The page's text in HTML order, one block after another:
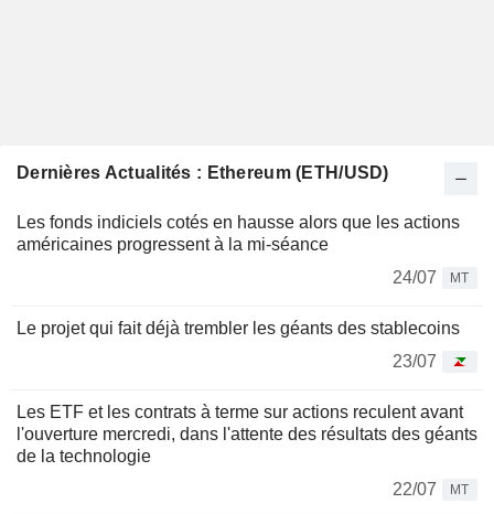
Dernières Actualités : Ethereum (ETH/USD)
Les fonds indiciels cotés en hausse alors que les actions
américaines progressent à la mi-séance
24/07
MT
Le projet qui fait déjà trembler les géants des stablecoins
23/07
Les ETF et les contrats à terme sur actions reculent avant
l'ouverture mercredi, dans l'attente des résultats des géants
de la technologie
22/07
MT